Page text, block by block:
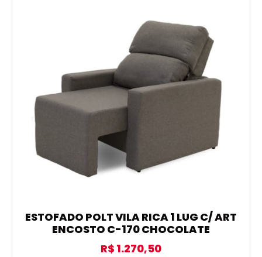
ESTOFADO POLT VILA RICA 1 LUG C/ ART
ENCOSTO C-170 CHOCOLATE
R$ 1.270,50